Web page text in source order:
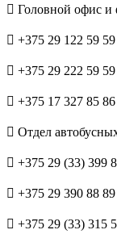
Головной офис и
+375 29 122 59
+375 29 222 59
+375 17 327 85
Отдел
+375 29 (33) 399
+375 29 390 88
+375 29 (33) 315